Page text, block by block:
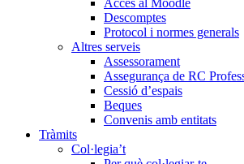
Accés al Moodle
Descomptes
Protocol i normes generals
Altres serveis
Assessorament
Assegurança de RC
Cessió d’espais
Beques
Convenis amb entitats
Tràmits
Col·legia’t